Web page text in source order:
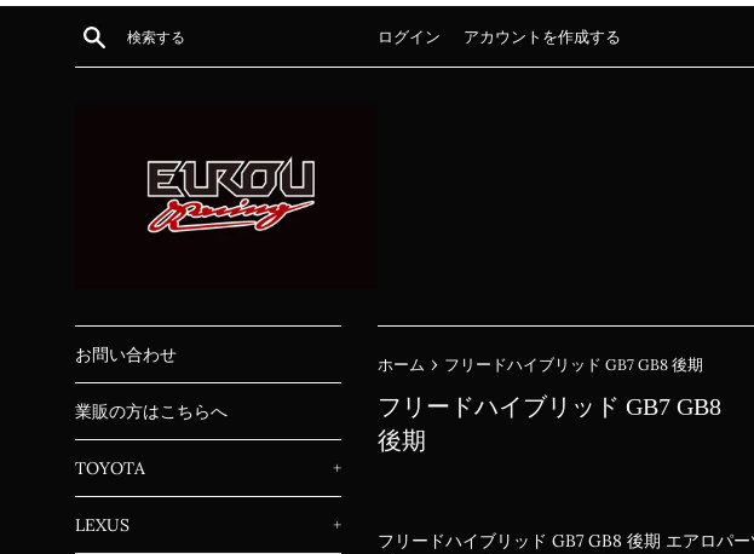
コ
検索する ログイン アカウントを作成する
お問い合わせ
業販の方はこちらへ
TOYOTA +
LEXUS +
ホーム › フリードハイブリッド GB7 GB8 後期
フリードハイブリッド GB7 GB8
後期
フリードハイブリッド GB7 GB8 後期 エアロパー